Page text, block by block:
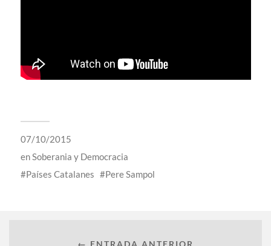
07/10/2015
enSoberania y Democracia
Países Catalanes
Pere Sampol